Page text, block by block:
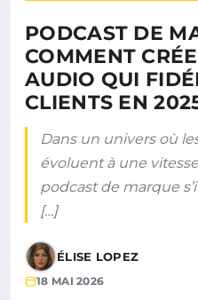
PODCAST DE
COMMENT
AUDIO QUI
CLIENTS EN
Dans un univers où
évoluent à une
podcast de marque
[…]
ÉLISE LOPEZ
18 MAI 2026